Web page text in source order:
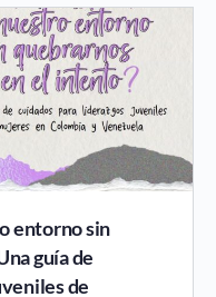
entorno sin
guía de
de